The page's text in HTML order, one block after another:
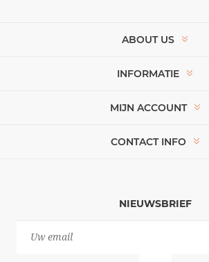
ABOUT US
INFORMATIE
MIJN ACCOUNT
CONTACT INFO
NIEUWSBRIEF